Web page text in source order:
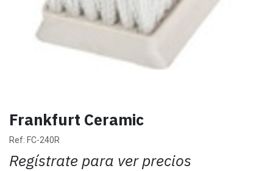
Frankfurt Ceramic
Ref: FC-240R
Regístrate para ver precios